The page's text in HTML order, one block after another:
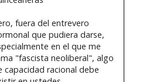
fuera del entrevero
que pudiera darse,
en el que me
"fascista neoliberal", algo
capacidad racional debe